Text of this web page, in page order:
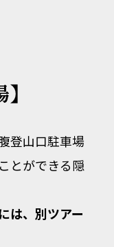
登山口駐車場
とができる隠
は、別ツアー